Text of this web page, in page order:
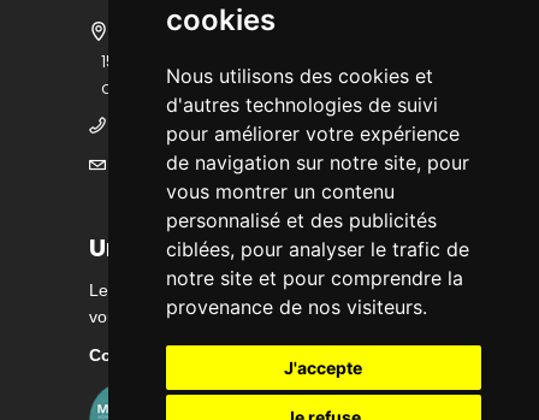
cookies
Nous utilisons des cookies et
d'autres technologies de suivi
pour améliorer votre expérience
de navigation sur notre site, pour
vous montrer un contenu
personnalisé et des publicités
ciblées, pour analyser le trafic de
notre site et pour comprendre la
provenance de nos visiteurs.
J'accepte
15 bis rue des écoles - 47140 Penne
d'Agenais
05 53 36 25 25
mairie@ville-pennedagenais.fr
Urbanisme
Les renseignements sont délivrés sur rendez-
vous du lundi au vendredi matin
Contactez nous